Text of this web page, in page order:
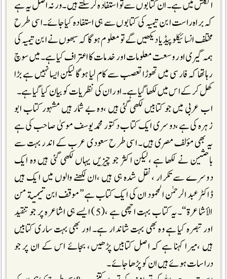
انگلش میں ہے۔ان کتابوں سے تو استفادہ کرسکتے ہیں ۔ورنہ اصل یہ ہے
کہ براہ راست ابن تیمیہ کی کتابوں سے ہی استفادہ کیاجائے۔اسی طرح
مختلف انسائیکلو پیڈیا دیکھیں گے تو معلو م ہوگا کہ سبھو ں نے ابن تیمیہ کی
ہمہ گیری اور وسعت معلومات اور خدمات کا اعتراف کیاہے۔میں سوچ
رہاتھا کہ فارسی میں تھوڑا تعصب سے کام لیا ہوگا لیکن ایسا نہیں ہے بڑا
کھل کرکے اس میں لکھا گیا ہے۔اور ان کی نظریات کو بیان کیا گیا ہے۔
اب عربی میں جو کتابیں لکھی گئی ہیں ،وہ بے شمار ہیں مشہور کتاب ابو
زہرہ کی ہے،دوسری ایک کتاب دکتور محمد یوسف موسیٰ صاحب کی ہے
یہ بھی مؤلف مصری ہیں۔ اسی طرح سعودی عرب کے اندر بہت سے
باحثین نے لکھا ہے ،لیکن اکثر جو چیزیں یہاں لکھی گئی ہیں وہ ایک
دوسرے سےتکرار ،نقل شدہ ہی ہیں ،ان لکھنے والوں میں ایک ہیں
ڈاکٹر عبد الرحمٰن المحمود ان کی ایک کتاب ہے’’موقف ابن تيمية من
الأشاعرة‘‘۔یہ کتاب بہت اچھی ہے ،(5) ایسے ہی اشاعرہ پر جو تنقید
اور تبصرہ کیا ہے وہ بھی بہت شاندار ہے۔ اور بھی بہت ساری کتابیں
ہیں ،میرا کہنا ہے کہ اصل کتابیں پڑھیں، بجائے اس کے ان پر جو
دراسات ہوئے ہیں ان کو پڑھا جائے ۔